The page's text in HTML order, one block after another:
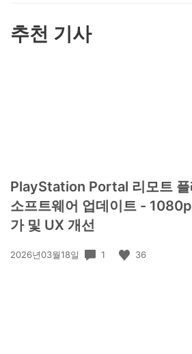
추천 기사
PlayStation Portal 리모트 플
소프트웨어 업데이트 -
가 및 UX 개선
공
2026년03월18일 1 36